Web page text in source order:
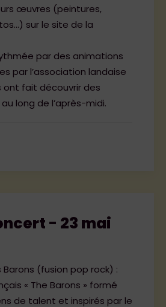
œuvres (peintures,
sur le site de la
par des animations
par l’association landaise
ont fait découvrir des
long de l’après-midi.
- 23 mai
Barons (fusion pop rock) :
« The Barons » formé
de talent et inspirés par le